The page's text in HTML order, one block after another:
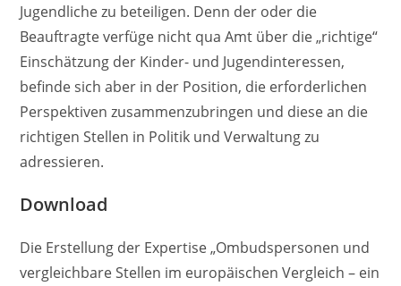
Jugendliche zu beteiligen. Denn der oder die
Beauftragte verfüge nicht qua Amt über die „richtige“
Einschätzung der Kinder- und Jugendinteressen,
befinde sich aber in der Position, die erforderlichen
Perspektiven zusammenzubringen und diese an die
richtigen Stellen in Politik und Verwaltung zu
adressieren.
Download
Die Erstellung der Expertise „Ombudspersonen und
vergleichbare Stellen im europäischen Vergleich – ein